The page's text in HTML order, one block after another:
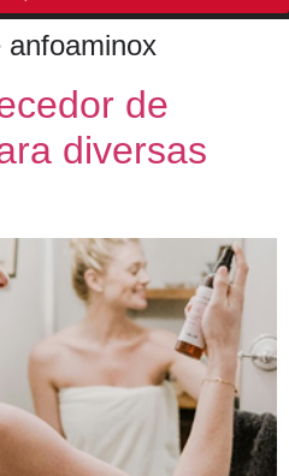
anfoaminox
de
diversas